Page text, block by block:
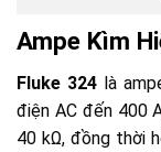
Ampe Kìm
Fluke 324 là
điện AC đến 400
40 kΩ, đồng thời